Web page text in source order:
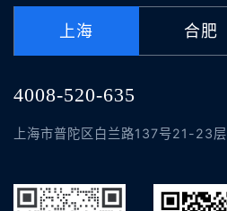
上海 合肥
4008-520-635
上海市普陀区白兰路137号21-23层